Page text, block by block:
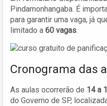
Pindamonhangaba. É
para garantir uma vaga, já
limitado a 60 vagas.
Cronograma das
As aulas ocorrerão de 14 a
do Governo de SP,